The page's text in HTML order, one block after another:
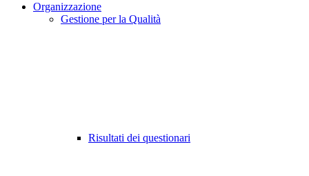
Organizzazione
Gestione per la Qualità
Risultati dei questionari